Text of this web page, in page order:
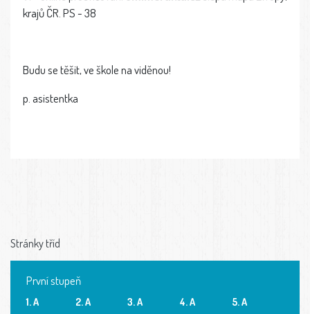
krajů ČR. PS - 38
Budu se těšit, ve škole na viděnou!
p. asistentka
Stránky tříd
První stupeň
1. A 2. A 3. A 4. A 5. A